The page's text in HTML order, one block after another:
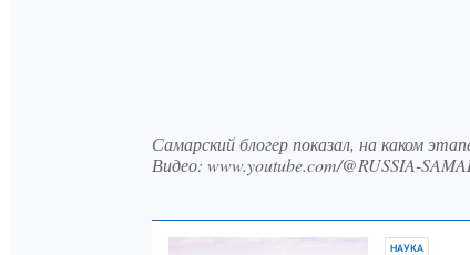
Самарский блогер показал, на каком
Видео: www.youtube.com/@RUSSIA-
НАУКА